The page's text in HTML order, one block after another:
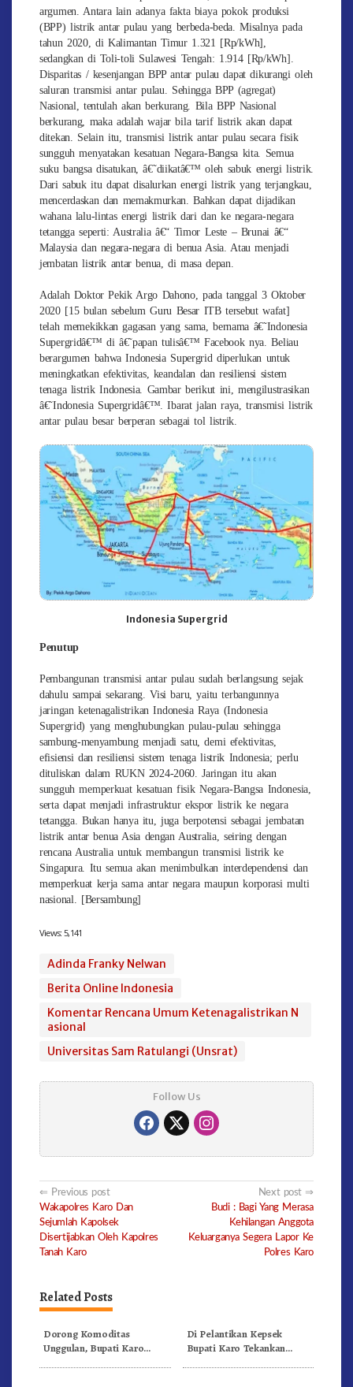
argumen. Antara lain adanya fakta biaya pokok produksi
(BPP) listrik antar pulau yang berbeda-beda. Misalnya pada
tahun 2020, di Kalimantan Timur 1.321 [Rp/kWh],
sedangkan di Toli-toli Sulawesi Tengah: 1.914 [Rp/kWh].
Disparitas / kesenjangan BPP antar pulau dapat dikurangi oleh
saluran transmisi antar pulau. Sehingga BPP (agregat)
Nasional, tentulah akan berkurang. Bila BPP Nasional
berkurang, maka adalah wajar bila tarif listrik akan dapat
ditekan. Selain itu, transmisi listrik antar pulau secara fisik
sungguh menyatakan kesatuan Negara-Bangsa kita. Semua
suku bangsa disatukan, â€˜diikatâ€™ oleh sabuk energi listrik.
Dari sabuk itu dapat disalurkan energi listrik yang terjangkau,
mencerdaskan dan memakmurkan. Bahkan dapat dijadikan
wahana lalu-lintas energi listrik dari dan ke negara-negara
tetangga seperti: Australia â€“ Timor Leste – Brunai â€“
Malaysia dan negara-negara di benua Asia. Atau menjadi
jembatan listrik antar benua, di masa depan.
Adalah Doktor Pekik Argo Dahono, pada tanggal 3 Oktober
2020 [15 bulan sebelum Guru Besar ITB tersebut wafat]
telah memekikkan gagasan yang sama, bernama â€˜Indonesia
Supergridâ€™ di â€˜papan tulisâ€™ Facebook nya. Beliau
berargumen bahwa Indonesia Supergrid diperlukan untuk
meningkatkan efektivitas, keandalan dan resiliensi sistem
tenaga listrik Indonesia. Gambar berikut ini, mengilustrasikan
â€˜Indonesia Supergridâ€™. Ibarat jalan raya, transmisi listrik
antar pulau besar berperan sebagai tol listrik.
Indonesia Supergrid
Penutup
Pembangunan transmisi antar pulau sudah berlangsung sejak
dahulu sampai sekarang. Visi baru, yaitu terbangunnya
jaringan ketenagalistrikan Indonesia Raya (Indonesia
Supergrid) yang menghubungkan pulau-pulau sehingga
sambung-menyambung menjadi satu, demi efektivitas,
efisiensi dan resiliensi sistem tenaga listrik Indonesia; perlu
dituliskan dalam RUKN 2024-2060. Jaringan itu akan
sungguh memperkuat kesatuan fisik Negara-Bangsa Indonesia,
serta dapat menjadi infrastruktur ekspor listrik ke negara
tetangga. Bukan hanya itu, juga berpotensi sebagai jembatan
listrik antar benua Asia dengan Australia, seiring dengan
rencana Australia untuk membangun transmisi listrik ke
Singapura. Itu semua akan menimbulkan interdependensi dan
memperkuat kerja sama antar negara maupun korporasi multi
nasional. [Bersambung]
Views: 5,141
Adinda Franky Nelwan
Berita Online Indonesia
Komentar Rencana Umum Ketenagalistrikan N
asional
Universitas Sam Ratulangi (Unsrat)
Follow Us
Post
navigation
Previous post
Wakapolres Karo Dan
Sejumlah Kapolsek
Disertijabkan Oleh Kapolres
Tanah Karo
Next post
Budi : Bagi Yang Merasa
Kehilangan Anggota
Keluarganya Segera Lapor Ke
Polres Karo
Related Posts
Dorong Komoditas
Unggulan, Bupati Karo
Di Pelantikan Kepsek
Bupati Karo Tekankan